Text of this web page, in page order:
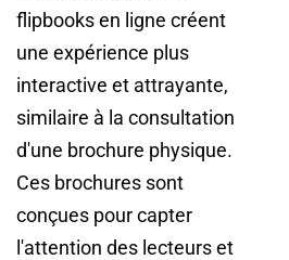
flipbooks en ligne créent
une expérience plus
interactive et attrayante,
similaire à la consultation
d'une brochure physique.
Ces brochures sont
conçues pour capter
l'attention des lecteurs et